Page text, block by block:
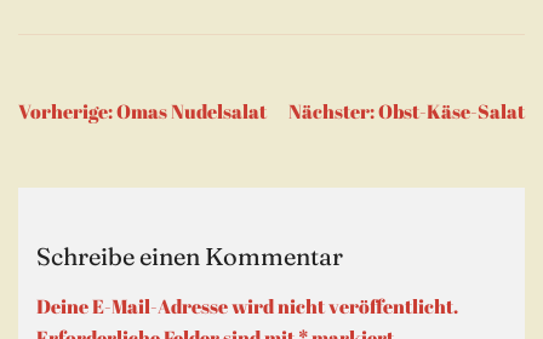
Beitragsnavigation
Vorherige:Omas Nudelsalat Nächster:Obst-Käse-Salat
Schreibe einen Kommentar
Deine E-Mail-Adresse wird nicht veröffentlicht.